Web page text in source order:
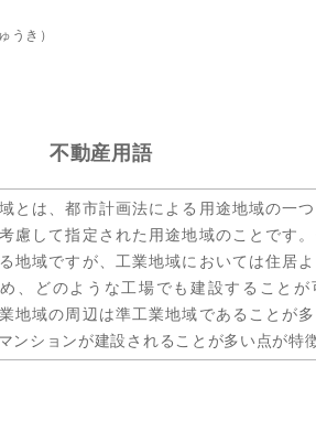
うき）
不動産用語
とは、都市計画法による用途地域の一
慮して指定された用途地域のことです
地域ですが、工業地域においては住居
、どのような工場でも建設することが
地域の周辺は準工業地域であることが
ンションが建設されることが多い点が特